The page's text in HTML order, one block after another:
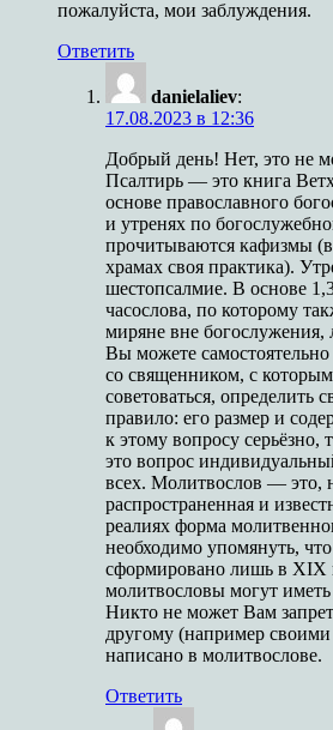
пожалуйста, мои заблуждения.
Ответить
danielaliev:
17.08.2023 в 12:36
Добрый день! Нет, это не
Псалтирь — это книга
основе православного
и утренях по
прочитываются кафизмы
храмах своя практика).
шестопсалмие. В основе
часослова, по которому
миряне вне богослужения,
Вы можете
со священником, с
советоваться, определить
правило: его размер и
к этому вопросу серьёзно,
это вопрос
всех. Молитвослов — это,
распространенная и
реалиях форма
необходимо упомянуть,
сформировано лишь в XIX
молитвословы могут
Никто не может Вам
другому (например
написано в молитвослове.
Ответить